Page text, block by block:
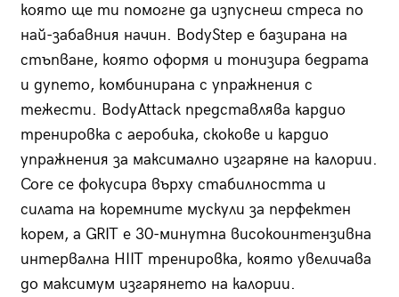
която ще ти помогне да изпуснеш стреса по
най-забавния начин. BodyStep е базирана на
стъпване, която оформя и тонизира бедрата
и дупето, комбинирана с упражнения с
тежести. BodyAttack представлява кардио
тренировка с аеробика, скокове и кардио
упражнения за максимално изгаряне на калории.
Core се фокусира върху стабилността и
силата на коремните мускули за перфектен
корем, а GRIT е 30-минутна високоинтензивна
интервална HIIT тренировка, която увеличава
до максимум изгарянето на калории.